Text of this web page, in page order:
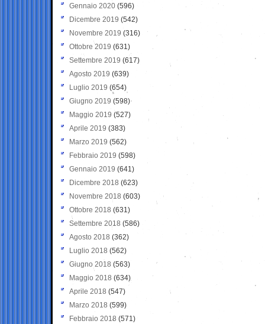
Gennaio 2020 (596)
Dicembre 2019 (542)
Novembre 2019 (316)
Ottobre 2019 (631)
Settembre 2019 (617)
Agosto 2019 (639)
Luglio 2019 (654)
Giugno 2019 (598)
Maggio 2019 (527)
Aprile 2019 (383)
Marzo 2019 (562)
Febbraio 2019 (598)
Gennaio 2019 (641)
Dicembre 2018 (623)
Novembre 2018 (603)
Ottobre 2018 (631)
Settembre 2018 (586)
Agosto 2018 (362)
Luglio 2018 (562)
Giugno 2018 (563)
Maggio 2018 (634)
Aprile 2018 (547)
Marzo 2018 (599)
Febbraio 2018 (571)